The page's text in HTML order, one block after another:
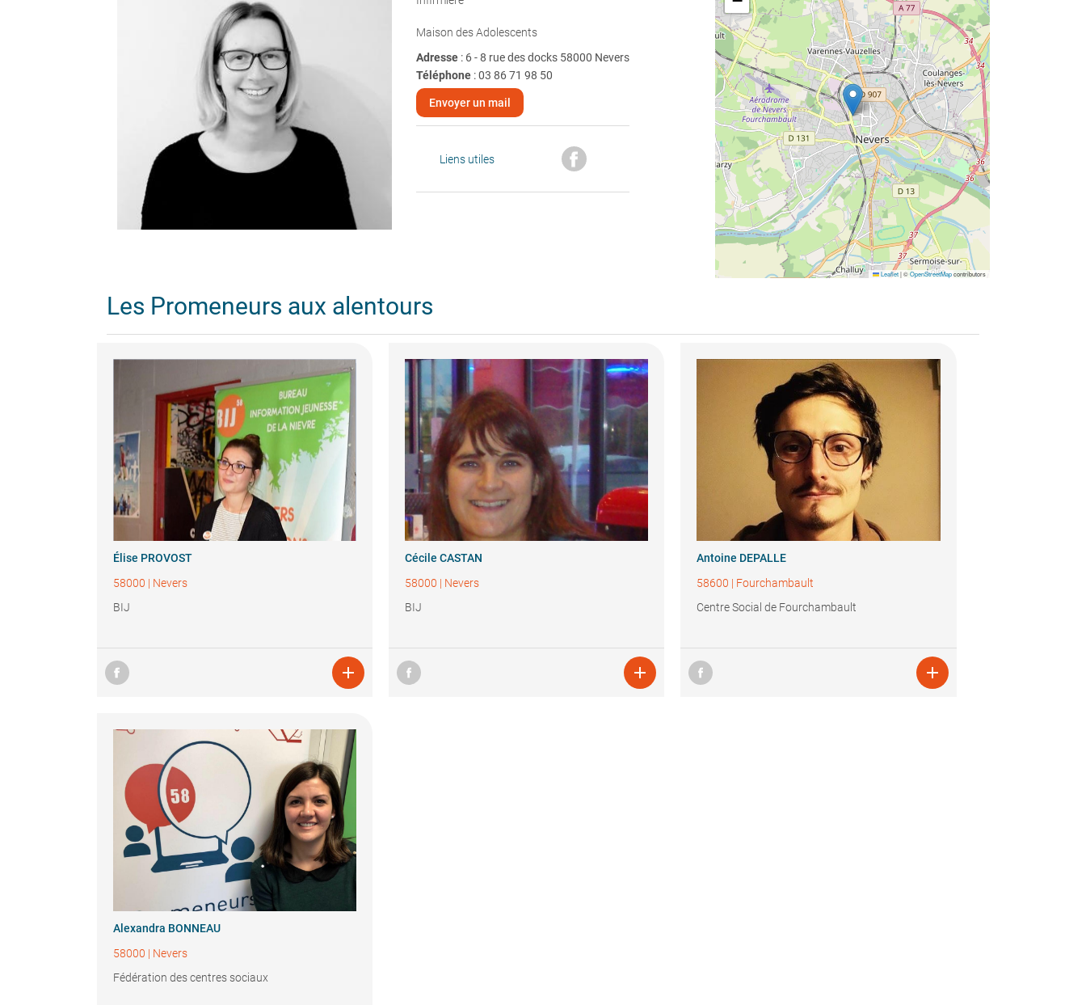
Maison des Adolescents
Adresse : 6 - 8 rue des docks 58000 Nevers
Téléphone:03 86 71 98 50
Envoyer un mail
Liens utiles
Leaflet |©OpenStreetMapcontributors
Les Promeneurs aux alentours
Élise PROVOST
58000 | Nevers
BIJ

Cécile CASTAN
58000 | Nevers
BIJ

Antoine DEPALLE
58600 | Fourchambault
Centre Social de Fourchambault

Alexandra BONNEAU
58000 | Nevers
Fédération des centres sociaux